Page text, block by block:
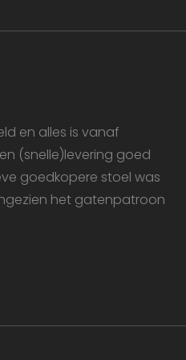
en alles is vanaf
(snelle)levering goed
goedkopere stoel was
het gatenpatroon
maken de
De
gebruikt zonder de
Aanbieder/
Vervaldatum
.youtube.com
weken